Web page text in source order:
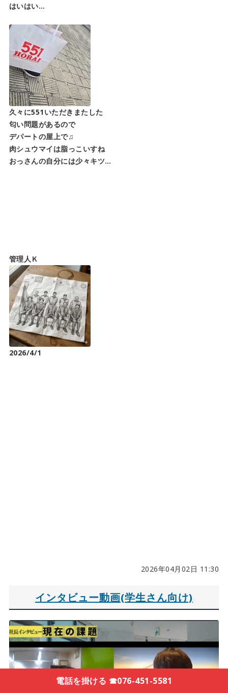
はいはい…
久々に551いただきまたした
匂い問題があるので
デパートの屋上で♫
肉シュウマイは脂っこいすね
おっさんの自分には少々キツ…
管理人Ｋ
2026/4/1
2026年04月02日 11:30
インタビュー動画(学生さん向け)
電話を掛ける ☎076-451-5581